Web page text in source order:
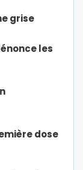
grise
les
dose